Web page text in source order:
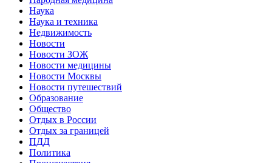
Наука
Наука и техника
Недвижимость
Новости
Новости ЗОЖ
Новости медицины
Новости Москвы
Новости путешествий
Образование
Общество
Отдых в России
Отдых за границей
ПДД
Политика